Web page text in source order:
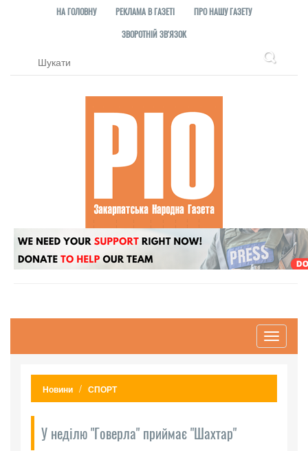
НА ГОЛОВНУ РЕКЛАМА В ГАЗЕТІ
ПРО НАШУ ГАЗЕТУ
ЗВОРОТНІЙ ЗВ'ЯЗОК
Toggle
Новини СПОРТ
У неділю "Говерла" приймає "Шахтар"